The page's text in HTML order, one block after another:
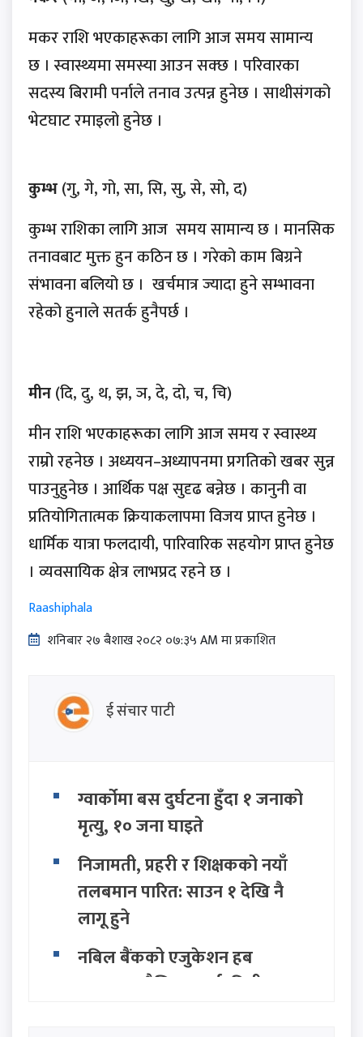
मकर राशि भएकाहरूका लागि आज समय सामान्य
छ । स्वास्थ्यमा समस्या आउन सक्छ । परिवारका
सदस्य बिरामी पर्नाले तनाव उत्पन्न हुनेछ । साथीसंगको
भेटघाट रमाइलो हुनेछ ।
कुम्भ(गु, गे, गो, सा, सि, सु, से, सो, द)
कुम्भ राशिका लागि आज समय सामान्य छ । मानसिक
तनावबाट मुक्त हुन कठिन छ । गरेको काम बिग्रने
संभावना बलियो छ । खर्चमात्र ज्यादा हुने सम्भावना
रहेको हुनाले सतर्क हुनैपर्छ ।
मीन(दि, दु, थ, झ, ञ, दे, दो, च, चि)
मीन राशि भएकाहरूका लागि आज समय र स्वास्थ्य
राम्रो रहनेछ । अध्ययन–अध्यापनमा प्रगतिको खबर सुन्न
पाउनुहुनेछ । आर्थिक पक्ष सुदृढ बन्नेछ । कानुनी वा
प्रतियोगितात्मक क्रियाकलापमा विजय प्राप्त हुनेछ ।
धार्मिक यात्रा फलदायी, पारिवारिक सहयोग प्राप्त हुनेछ
। व्यवसायिक क्षेत्र लाभप्रद रहने छ ।
Raashiphala
शनिबार २७ बैशाख २०८२ ०७:३५ AM मा प्रकाशित
ई संचार पाटी
ग्वार्कोमा बस दुर्घटना हुँदा १ जनाको
मृत्यु, १० जना घाइते
निजामती, प्रहरी र शिक्षकको नयाँ
तलबमान पारित: साउन १ देखि नै
लागू हुने
नबिल बैंकको एजुकेशन हब
उद्घाटन, शैक्षिक कर्जा, वित्तीय